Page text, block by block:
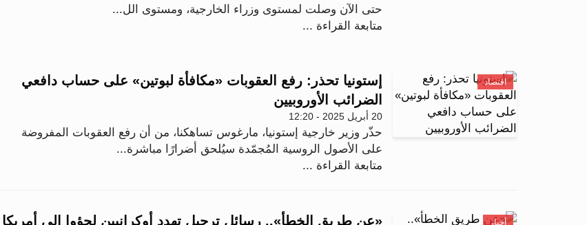
حتى الآن وصلت لمستوى وزراء الخارجية، ومستوى الل...
متابعة القراءة ...
اقتصاد
إستونيا تحذر: رفع العقوبات «مكافأة لبوتين» على حساب دافعي
الضرائب الأوروبيين
20 أبريل 2025 - 12:20
حذّر وزير خارجية إستونيا، مارغوس تساهكنا، من أن رفع العقوبات المفروضة
على الأصول الروسية المُجمّدة سيُلحق أضرارًا مباشرة...
متابعة القراءة ...
أخبار
«عن طريق الخطأ».. رسائل ترحيل تهدد أوكرانيين لجؤوا إلى أمريكا